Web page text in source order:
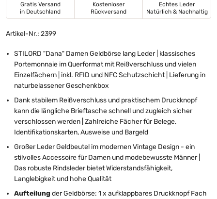
Gratis Versand
in Deutschland
Kostenloser
Rückversand
Echtes Leder
Natürlich & Nachhaltig
Artikel-Nr.: 2399
STILORD "Dana" Damen Geldbörse lang Leder | klassisches
Portemonnaie im Querformat mit Reißverschluss und vielen
Einzelfächern | inkl. RFID und NFC Schutzschicht | Lieferung in
naturbelassener Geschenkbox
Dank stabilem Reißverschluss und praktischem Druckknopf
kann die längliche Brieftasche schnell und zugleich sicher
verschlossen werden | Zahlreiche Fächer für Belege,
Identifikationskarten, Ausweise und Bargeld
Großer Leder Geldbeutel im modernen Vintage Design - ein
stilvolles Accessoire für Damen und modebewusste Männer |
Das robuste Rindsleder bietet Widerstandsfähigkeit,
Langlebigkeit und hohe Qualität
Aufteilung der Geldbörse: 1 x aufklappbares Druckknopf Fach